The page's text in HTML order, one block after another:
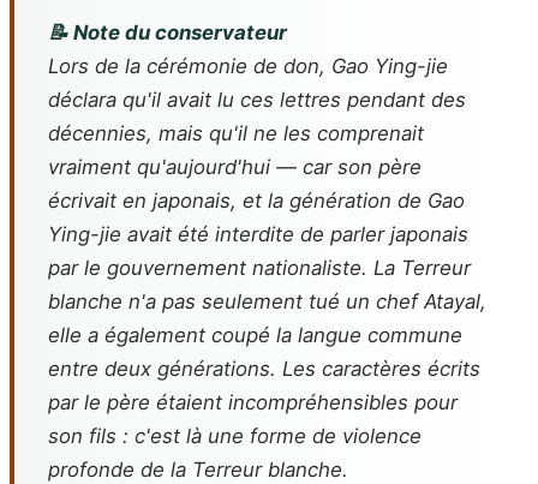
📝 Note du conservateur
Lors de la cérémonie de don, Gao Ying-jie
déclara qu'il avait lu ces lettres pendant des
décennies, mais qu'il ne les comprenait
vraiment qu'aujourd'hui — car son père
écrivait en japonais, et la génération de Gao
Ying-jie avait été interdite de parler japonais
par le gouvernement nationaliste. La Terreur
blanche n'a pas seulement tué un chef Atayal,
elle a également coupé la langue commune
entre deux générations. Les caractères écrits
par le père étaient incompréhensibles pour
son fils : c'est là une forme de violence
profonde de la Terreur blanche.